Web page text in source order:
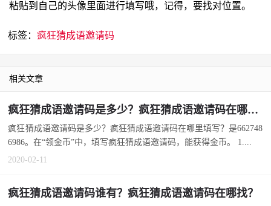
粘贴到自己的头像里面进行填写哦，记得，要找对位置。
标签：疯狂猜成语邀请码
相关文章
疯狂猜成语邀请码是多少？疯狂猜成语邀请码在哪里填写？
疯狂猜成语邀请码是多少？疯狂猜成语邀请码在哪里填写？是662748
6986。在“领金币”中，填写疯狂猜成语邀请码，能获得金币。 1....
2020-02-11
疯狂猜成语邀请码谁有？疯狂猜成语邀请码在哪找？